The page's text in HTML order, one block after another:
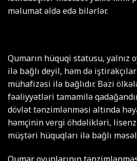
məlumat əldə edə bilərlər.
Qumarın hüquqi statusu, yalnız
ilə bağlı deyil, həm də
mühafizəsi ilə bağlıdır. Bəzi
fəaliyyətləri tamamilə
dövlət tənzimlənməsi altında
həmçinin vergi öhdəlikləri,
müştəri hüquqları ilə bağlı